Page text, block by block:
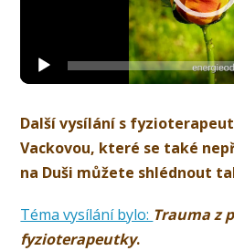
Další vysílání s
Vackovou, které se také
na Duši můžete shlédnout
Téma vysílání bylo: Trauma z
fyzioterapeutky.